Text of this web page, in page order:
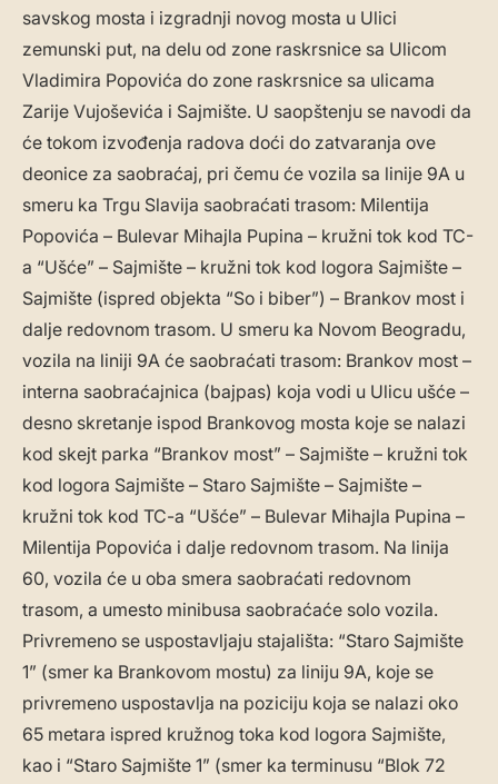
savskog mosta i izgradnji novog mosta u Ulici
zemunski put, na delu od zone raskrsnice sa Ulicom
Vladimira Popovića do zone raskrsnice sa ulicama
Zarije Vujoševića i Sajmište. U saopštenju se navodi da
će tokom izvođenja radova doći do zatvaranja ove
deonice za saobraćaj, pri čemu će vozila sa linije 9A u
smeru ka Trgu Slavija saobraćati trasom: Milentija
Popovića – Bulevar Mihajla Pupina – kružni tok kod TC-
a “Ušće” – Sajmište – kružni tok kod logora Sajmište –
Sajmište (ispred objekta “So i biber”) – Brankov most i
dalje redovnom trasom. U smeru ka Novom Beogradu,
vozila na liniji 9A će saobraćati trasom: Brankov most –
interna saobraćajnica (bajpas) koja vodi u Ulicu ušće –
desno skretanje ispod Brankovog mosta koje se nalazi
kod skejt parka “Brankov most” – Sajmište – kružni tok
kod logora Sajmište – Staro Sajmište – Sajmište –
kružni tok kod TC-a “Ušće” – Bulevar Mihajla Pupina –
Milentija Popovića i dalje redovnom trasom. Na linija
60, vozila će u oba smera saobraćati redovnom
trasom, a umesto minibusa saobraćaće solo vozila.
Privremeno se uspostavljaju stajališta: “Staro Sajmište
1” (smer ka Brankovom mostu) za liniju 9A, koje se
privremeno uspostavlja na poziciju koja se nalazi oko
65 metara ispred kružnog toka kod logora Sajmište,
kao i “Staro Sajmište 1” (smer ka terminusu “Blok 72